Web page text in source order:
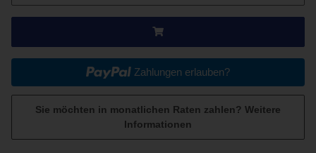
Zahlungen erlauben?
Sie möchten in monatlichen Raten zahlen? Weitere
Informationen